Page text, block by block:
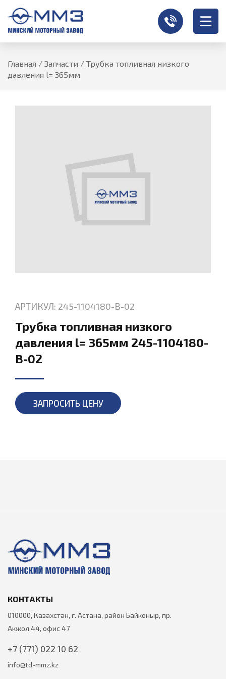
Главная / Запчасти / Трубка топливная низкого
давления l= 365мм
АРТИКУЛ: 245-1104180-В-02
Трубка топливная низкого
давления l= 365мм 245-1104180-
В-02
ЗАПРОСИТЬ ЦЕНУ
КОНТАКТЫ
010000, Казахстан, г. Астана, район Байконыр, пр.
Акжол 44, офис 47
+7 (771) 022 10 62
info@td-mmz.kz